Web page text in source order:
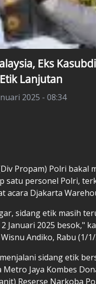
Eks
Lanjutan
2025 - 08:34
Propam) Polri bakal
satu personel Polri,
acara Djakarta
sidang etik masih
Januari 2025 besok,"
Andiko, Rabu (1/1/
sidang etik
Jaya Kombes
Reserse Narkoba